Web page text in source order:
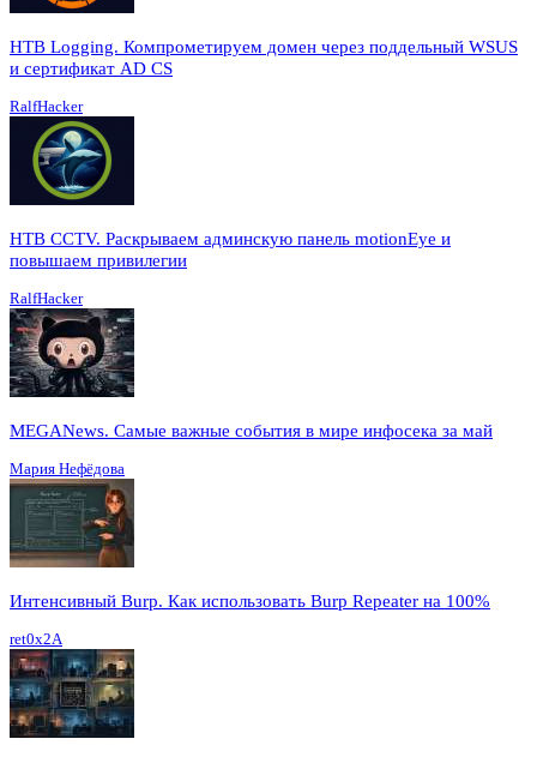
HTB Logging. Компрометируем домен через поддельный WSUS
и сертификат AD CS
RalfHacker
HTB CCTV. Раскрываем админскую панель motionEye и
повышаем привилегии
RalfHacker
MEGANews. Cамые важные события в мире инфосека за май
Мария Нефёдова
Интенсивный Burp. Как использовать Burp Repeater на 100%
ret0x2A